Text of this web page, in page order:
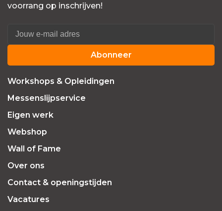
voorrang op inschrijven!
Abonneer
Workshops & Opleidingen
Messenslijpservice
Eigen werk
Webshop
Wall of Fame
Over ons
Contact & openingstijden
Vacatures